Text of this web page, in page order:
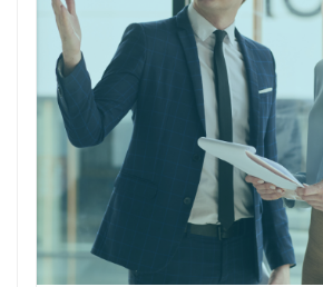
l’équipe commerciale, analyse
veille à la satisfaction des
techniques de vente et en gestion
forme et motive ses
s’assurant de l’efficacité des
Ses actions contribuent
croissance et à la rentabilité de